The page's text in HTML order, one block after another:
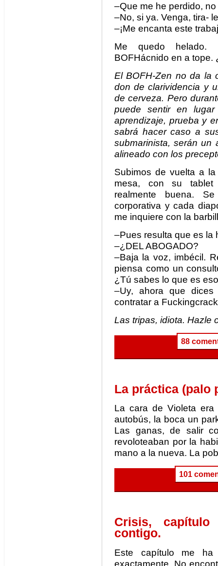
–Que me he perdido,
–No, si ya. Venga, tira-
–¡Me encanta este
Me quedo helado.
BOFHácnido en a
El BOFH-Zen no da la
don de clarividencia y
de cerveza. Pero
puede sentir en
aprendizaje, prueba y
sabrá hacer caso a
submarinista, serán un
alineado con los
Subimos de vuelta a
mesa, con su tablet
realmente buena.
corporativa y cada
me inquiere con la
–Pues resulta que es la
–¿DEL ABOGADO?
–Baja la voz, imbécil.
piensa como un
¿Tú sabes lo que es
–Uy, ahora que dices
contratar a
Las tripas, idiota. Hazle
88
La práctica (palo
La cara de Violeta
autobús, la boca un
Las ganas, de salir
revoloteaban por la
mano a la nueva. La
101
Crisis,
contigo.
Este capítulo me
exactamente. No